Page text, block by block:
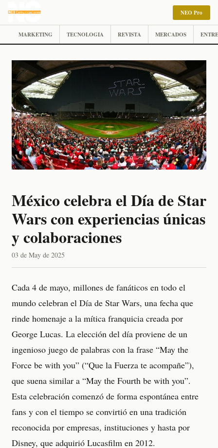
NEO Pro
MARKETING TECNOLOGIA REVISTA MERCADOS
México celebra el Día de Star
Wars con experiencias únicas
y colaboraciones
03 de May de 2025
Cada 4 de mayo, millones de fanáticos en todo el
mundo celebran el Día de Star Wars, una fecha que
rinde homenaje a la mítica franquicia creada por
George Lucas. La elección del día proviene de un
ingenioso juego de palabras con la frase “May the
Force be with you” (“Que la Fuerza te acompañe”),
que suena similar a “May the Fourth be with you”.
Esta celebración comenzó de forma espontánea entre
fans y con el tiempo se convirtió en una tradición
reconocida por empresas, instituciones y hasta por
Disney, que adquirió Lucasfilm en 2012.